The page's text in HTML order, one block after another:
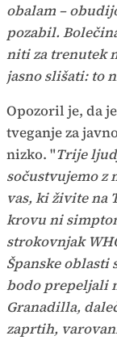
obalam –
pozabil.
niti za trenutek
jasno slišati: to
Opozoril je, da
tveganje za
nizko. "Trije
sočustvujemo z
vas, ki živite na
krovu ni
strokovnjak
Španske
bodo prepeljali
Granadilla,
zaprtih,